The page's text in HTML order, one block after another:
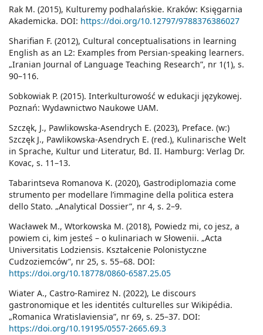
Rak M. (2015), Kulturemy podhalańskie. Kraków: Księgarnia
Akademicka. DOI: https://doi.org/10.12797/9788376386027
Sharifian F. (2012), Cultural conceptualisations in learning
English as an L2: Examples from Persian-speaking learners.
„Iranian Journal of Language Teaching Research”, nr 1(1), s.
90–116.
Sobkowiak P. (2015). Interkulturowość w edukacji językowej.
Poznań: Wydawnictwo Naukowe UAM.
Szczęk, J., Pawlikowska-Asendrych E. (2023), Preface. (w:)
Szczęk J., Pawlikowska-Asendrych E. (red.), Kulinarische Welt
in Sprache, Kultur und Literatur, Bd. II. Hamburg: Verlag Dr.
Kovac, s. 11–13.
Tabarintseva Romanova K. (2020), Gastrodiplomazia come
strumento per modellare l’immagine della politica estera
dello Stato. „Analytical Dossier”, nr 4, s. 2–9.
Wacławek M., Wtorkowska M. (2018), Powiedz mi, co jesz, a
powiem ci, kim jesteś – o kulinariach w Słowenii. „Acta
Universitatis Lodziensis. Kształcenie Polonistyczne
Cudzoziemców”, nr 25, s. 55–68. DOI:
https://doi.org/10.18778/0860-6587.25.05
Wiater A., Castro-Ramirez N. (2022), Le discours
gastronomique et les identités culturelles sur Wikipédia.
„Romanica Wratislaviensia”, nr 69, s. 25–37. DOI:
https://doi.org/10.19195/0557-2665.69.3